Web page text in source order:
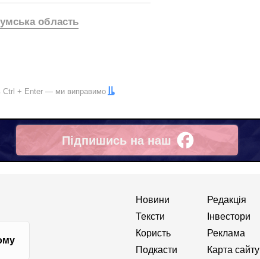
область
Ctrl + Enter — ми виправимо
Підпишись на наш
Facebook
Новини
Тексти
Користь
Подкасти
Редакція
Інвестори
Реклама
Карта сайту